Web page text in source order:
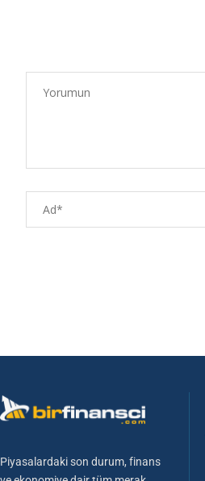
Piyasalardaki son durum, finans